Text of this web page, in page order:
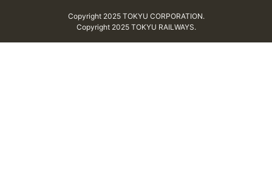
Copyright 2025 TOKYU CORPORATION.
Copyright 2025 TOKYU RAILWAYS.